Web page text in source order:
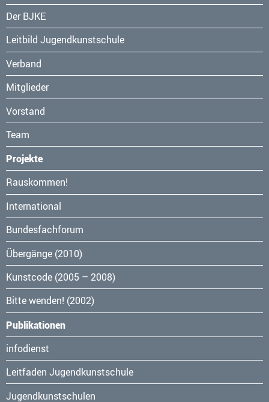
Navigation
überspringen
Der BJKE
Leitbild Jugendkunstschule
Verband
Mitglieder
Vorstand
Team
Projekte
Navigation
überspringen
Rauskommen!
International
Bundesfachforum
Übergänge (2010)
Kunstcode (2005 – 2008)
Bitte wenden! (2002)
Publikationen
Navigation
überspringen
infodienst
Leitfaden Jugendkunstschule
Jugendkunstschulen